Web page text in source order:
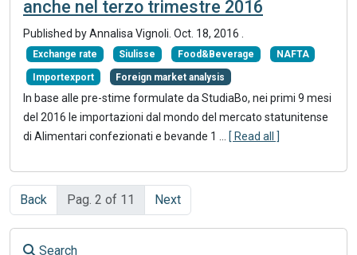
anche nel terzo trimestre 2016
Published by Annalisa Vignoli. Oct. 18, 2016
Exchange rate Siulisse Food&Beverage NAFTA
Importexport Foreign market analysis
In base alle pre-stime formulate da StudiaBo, nei primi 9 mesi
del 2016 le importazioni dal mondo del mercato statunitense
di Alimentari confezionati e bevande 1 ...
[ Read all ]
Back Pag. 2 of 11 Next
Search